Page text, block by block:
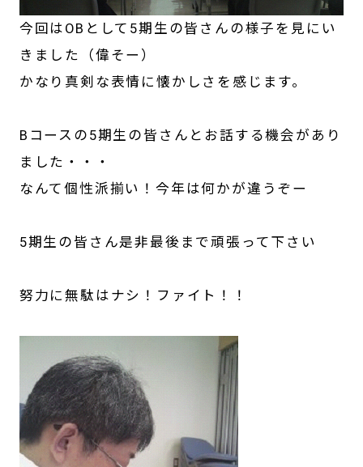
今回はOBとして5期生の皆さんの様子を見にい
きました（偉そー）
かなり真剣な表情に懐かしさを感じます。
Bコースの5期生の皆さんとお話する機会があり
ました・・・
なんて個性派揃い！今年は何かが違うぞー
5期生の皆さん是非最後まで頑張って下さい
努力に無駄はナシ！ファイト！！